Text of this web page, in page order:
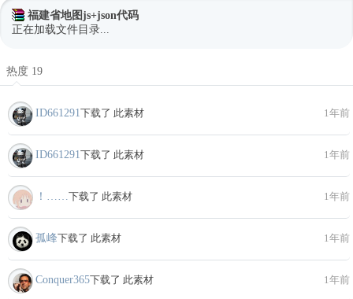
福建省地图js+json代码
正在加载文件目录...
热度 19
ID661291 下载了 此素材 1年前
ID661291 下载了 此素材 1年前
！…… 下载了 此素材 1年前
孤峰下载了 此素材 1年前
Conquer365下载了 此素材 1年前